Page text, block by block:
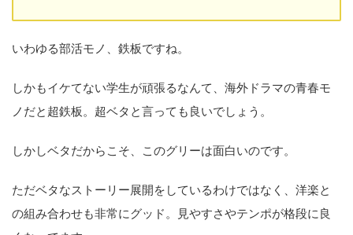
いわゆる部活モノ、鉄板ですね。
しかもイケてない学生が頑張るなんて、海外ドラマの青春モ
ノだと超鉄板。超ベタと言っても良いでしょう。
しかしベタだからこそ、このグリーは面白いのです。
ただベタなストーリー展開をしているわけではなく、洋楽と
の組み合わせも非常にグッド。見やすさやテンポが格段に良